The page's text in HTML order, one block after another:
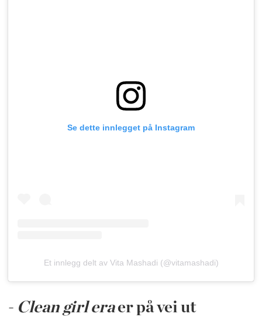
Se dette innlegget på Instagram
Et innlegg delt av Vita Mashadi (@vitamashadi)
- Clean girl eraer på vei ut